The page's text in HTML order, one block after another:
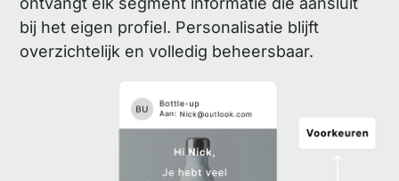
bij het eigen profiel. Personalisatie blijft
overzichtelijk en volledig beheersbaar.